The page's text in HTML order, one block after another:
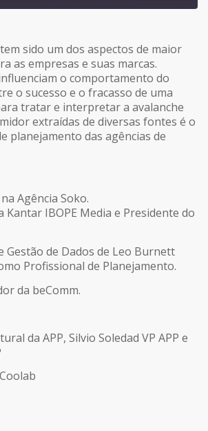
sido um dos aspectos de maior
as empresas e suas marcas.
o comportamento do
o sucesso e o fracasso de uma
tratar e interpretar a avalanche
extraídas de diversas fontes é o
planejamento das agências de
Agência Soko.
IBOPE Media e Presidente do
Gestão de Dados de Leo Burnett
Profissional de Planejamento.
da beComm.
da APP, Silvio Soledad VP APP e